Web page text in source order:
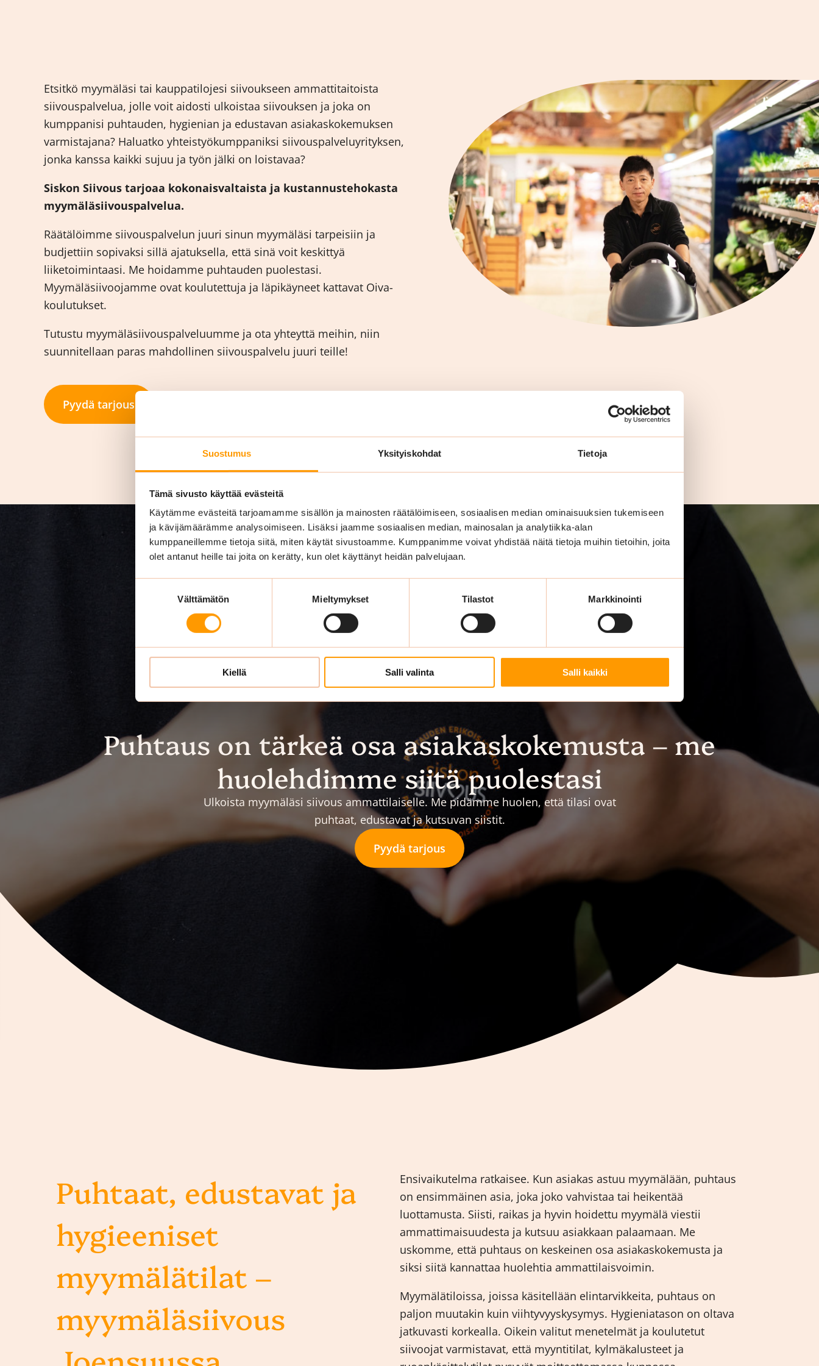
Suostumus Yksityiskohdat Tietoja
Tämä sivusto käyttää evästeitä
Käytämme evästeitä tarjoamamme sisällön ja mainosten räätälöimiseen, sosiaalisen median ominaisuuksien tukemiseen
ja kävijämäärämme analysoimiseen. Lisäksi jaamme sosiaalisen median, mainosalan ja analytiikka-alan
kumppaneillemme tietoja siitä, miten käytät sivustoamme. Kumppanimme voivat yhdistää näitä tietoja muihin tietoihin, joita
olet antanut heille tai joita on kerätty, kun olet käyttänyt heidän palvelujaan.
Välttämätön Mieltymykset Tilastot Markkinointi
Kiellä Salli valinta Salli kaikki
Etsitkö myymäläsi tai kauppatilojesi siivoukseen ammattitaitoista
siivouspalvelua, jolle voit aidosti ulkoistaa siivouksen ja joka on
kumppanisi puhtauden, hygienian ja edustavan asiakaskokemuksen
varmistajana? Haluatko yhteistyökumppaniksi siivouspalveluyrityksen,
jonka kanssa kaikki sujuu ja työn jälki on loistavaa?
Siskon Siivous tarjoaa kokonaisvaltaista ja kustannustehokasta
myymäläsiivouspalvelua.
Räätälöimme siivouspalvelun juuri sinun myymäläsi tarpeisiin ja
budjettiin sopivaksi sillä ajatuksella, että sinä voit keskittyä
liiketoimintaasi. Me hoidamme puhtauden puolestasi.
Myymäläsiivoojamme ovat koulutettuja ja läpikäyneet kattavat Oiva-
koulutukset.
Tutustu myymäläsiivouspalveluumme ja ota yhteyttä meihin, niin
suunnitellaan paras mahdollinen siivouspalvelu juuri teille!
Pyydä tarjous
Puhtaus on tärkeä osa asiakaskokemusta – me
huolehdimme siitä puolestasi
Ulkoista myymäläsi siivous ammattilaiselle. Me pidämme huolen, että tilasi ovat
puhtaat, edustavat ja kutsuvan siistit.
Pyydä tarjous
Puhtaat, edustavat ja
hygieeniset
myymälätilat –
myymäläsiivous
Ensivaikutelma ratkaisee. Kun asiakas astuu myymälään, puhtaus
on ensimmäinen asia, joka joko vahvistaa tai heikentää
luottamusta. Siisti, raikas ja hyvin hoidettu myymälä viestii
ammattimaisuudesta ja kutsuu asiakkaan palaamaan. Me
uskomme, että puhtaus on keskeinen osa asiakaskokemusta ja
siksi siitä kannattaa huolehtia ammattilaisvoimin.
Myymälätiloissa, joissa käsitellään elintarvikkeita, puhtaus on
paljon muutakin kuin viihtyvyyskysymys. Hygieniatason on oltava
jatkuvasti korkealla. Oikein valitut menetelmät ja koulutetut
siivoojat varmistavat, että myyntitilat, kylmäkalusteet ja